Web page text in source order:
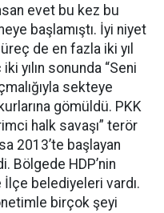
evet bu kez bu
başlamıştı. İyi niyet
de en fazla iki yıl
yılın sonunda “Seni
sekteye
gömüldü. PKK
halk savaşı” terör
2013’te başlayan
Bölgede HDP’nin
belediyeleri vardı.
birçok şeyi